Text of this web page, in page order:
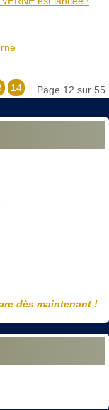
Page 12 sur 55
14
dès maintenant !